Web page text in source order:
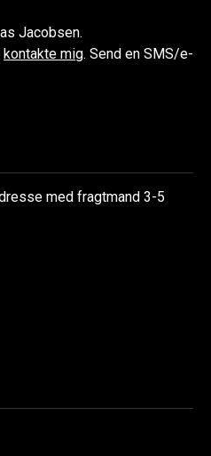
Jacobsen.
kontakte mig. Send en SMS/e-
med fragtmand 3-5